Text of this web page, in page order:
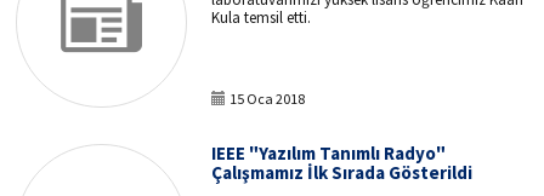
Kula temsil etti.
15 Oca 2018
IEEE "Yazılım Tanımlı Radyo"
Çalışmamız İlk Sırada Gösterildi